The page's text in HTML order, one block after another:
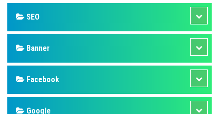
SEO
Banner
Facebook
Google